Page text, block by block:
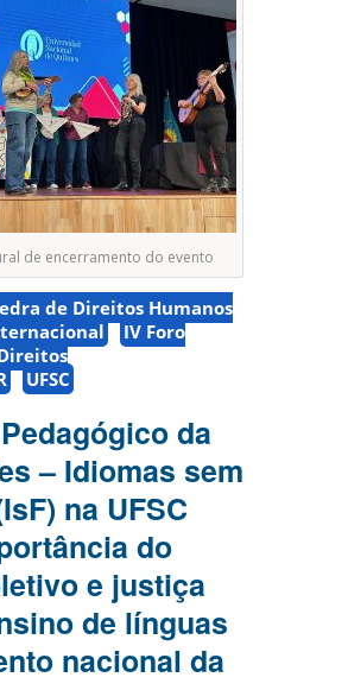
de encerramento do evento
de Direitos Humanos
IV Foro
UFSC
da
– Idiomas sem
na UFSC
do
e justiça
de línguas
nacional da